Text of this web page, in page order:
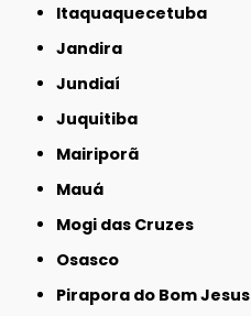
Itaquaquecetuba
Jandira
Jundiaí
Juquitiba
Mairiporã
Mauá
Mogi das Cruzes
Osasco
Pirapora do Bom Jesus